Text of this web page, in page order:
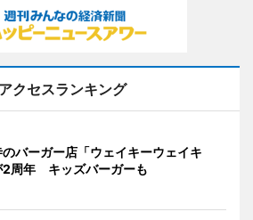
アクセスランキング
バーガー店「ウェイキーウェイキ
2周年 キッズバーガーも